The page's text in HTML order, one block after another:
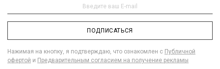
ПОДПИСАТЬСЯ
Нажимая на кнопку, я подтверждаю, что ознакомлен с Публичной
офертой и Предварительным согласием на получение рекламы